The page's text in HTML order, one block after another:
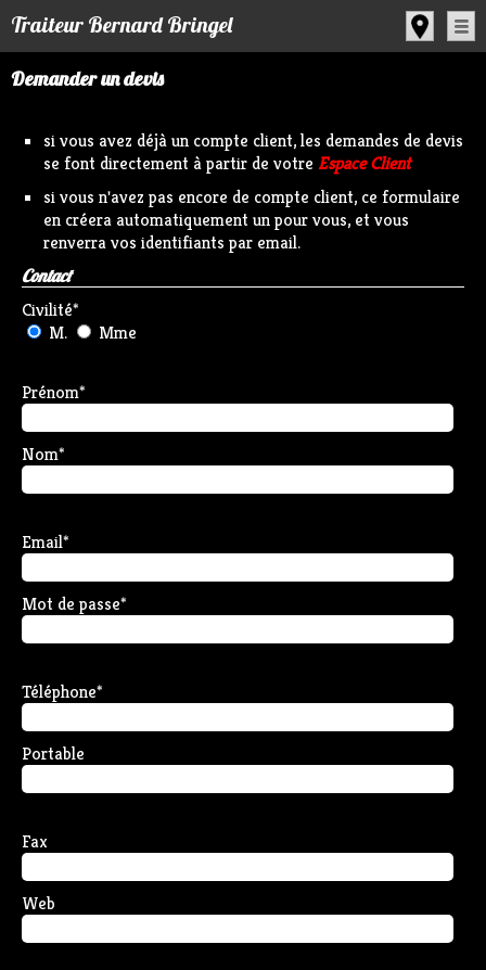
Traiteur Bernard Bringel
Demander un devis
si vous avez déjà un compte client, les demandes de devis
se font directement à partir de votre Espace Client
si vous n'avez pas encore de compte client, ce formulaire
en créera automatiquement un pour vous, et vous
renverra vos identifiants par email.
Contact
Civilité*
M.
Mme
Prénom*
Nom*
Email*
Mot de passe*
Téléphone*
Portable
Fax
Web
Panneau de gestion des cookies